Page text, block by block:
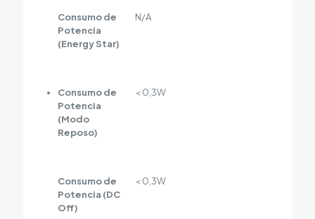
Consumo de
Potencia
(Energy Star)
N/A
Consumo de
Potencia
(Modo
Reposo)
< 0,3W
Consumo de
Potencia (DC
Off)
< 0,3W